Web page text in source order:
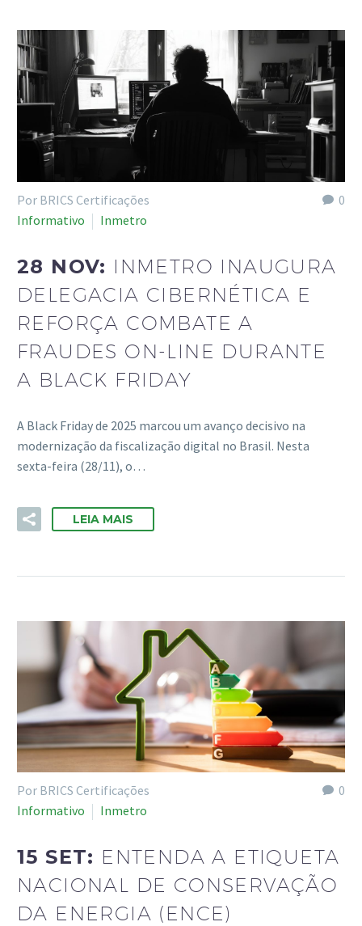
0
Por BRICS Certificações
Informativo
Inmetro
28 NOV: INMETRO INAUGURA
DELEGACIA CIBERNÉTICA E
REFORÇA COMBATE A
FRAUDES ON-LINE DURANTE
A BLACK FRIDAY
A Black Friday de 2025 marcou um avanço decisivo na
modernização da fiscalização digital no Brasil. Nesta
sexta-feira (28/11), o…
LEIA MAIS
0
Por BRICS Certificações
Informativo
Inmetro
15 SET: ENTENDA A ETIQUETA
NACIONAL DE CONSERVAÇÃO
DA ENERGIA (ENCE)